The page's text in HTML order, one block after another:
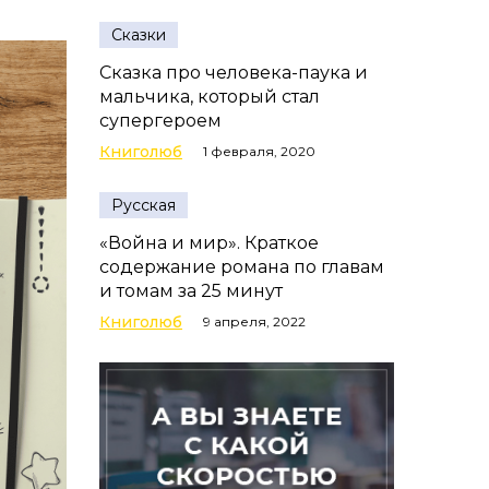
Сказки
Сказка про человека-паука и
мальчика, который стал
супергероем
Книголюб 1 февраля, 2020
Русская
«Война и мир». Краткое
содержание романа по главам
и томам за 25 минут
Книголюб 9 апреля, 2022